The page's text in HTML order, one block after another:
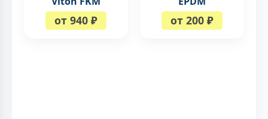
от 940 ₽ от 200 ₽